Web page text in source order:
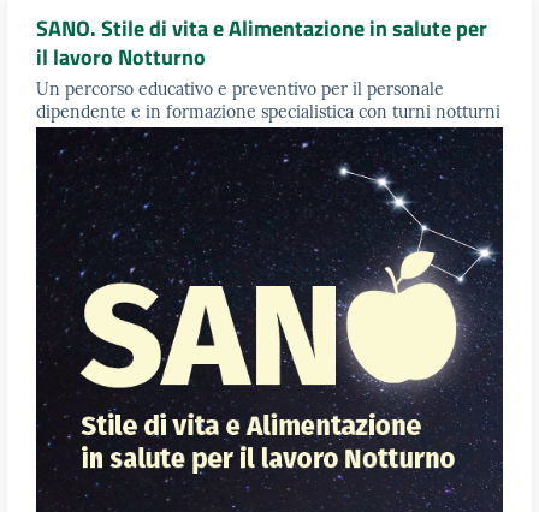
SANO. Stile di vita e Alimentazione in salute per
il lavoro Notturno
Un percorso educativo e preventivo per il personale
dipendente e in formazione specialistica con turni notturni